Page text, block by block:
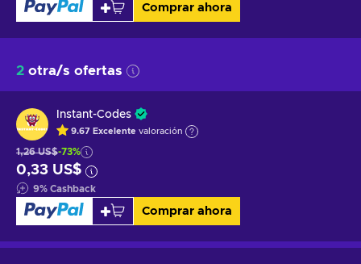
Comprar ahora
2 otra/s ofertas
Instant-Codes
9.67 Excelente valoración
1,26 US$-73%
0,33 US$
9% Cashback
Comprar ahora